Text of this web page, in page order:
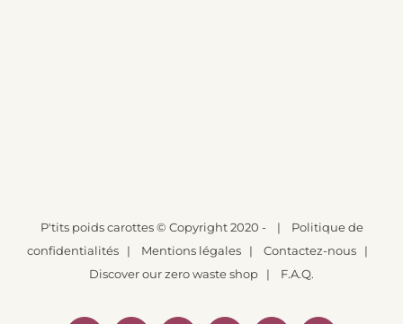
P'tits poids carottes© Copyright 2020 - | Politique de
confidentialités | Mentions légales | Contactez-nous |
Discover our zero waste shop | F.A.Q.